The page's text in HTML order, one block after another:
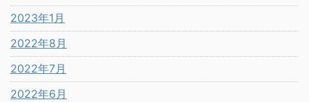
2023年1月
2022年8月
2022年7月
2022年6月